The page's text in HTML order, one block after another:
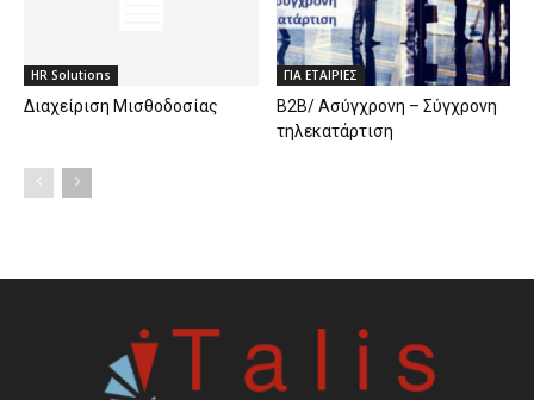
HR Solutions
Διαχείριση Μισθοδοσίας
ΓΙΑ ΕΤΑΙΡΙΕΣ
B2B/ Ασύγχρονη – Σύγχρονη
τηλεκατάρτιση